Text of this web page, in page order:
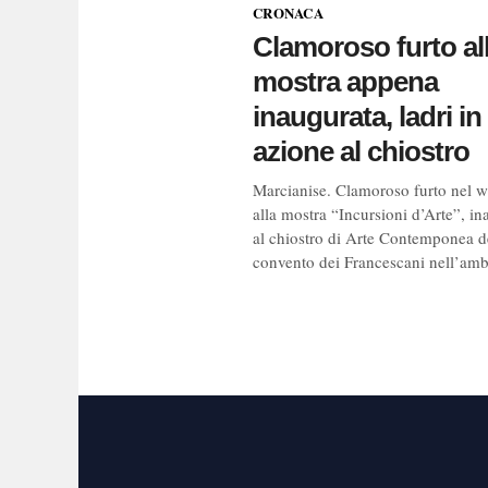
CRONACA
Clamoroso furto
mostra appena
inaugurata, ladri in
azione al chiostro
Marcianise. Clamoroso furto nel
alla mostra “Incursioni d’Arte”,
al chiostro di Arte Contemponea
convento dei Francescani
articoli